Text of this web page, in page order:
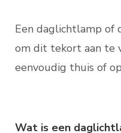
Een daglichtlamp of
om dit tekort aan te
eenvoudig thuis of
Wat is een